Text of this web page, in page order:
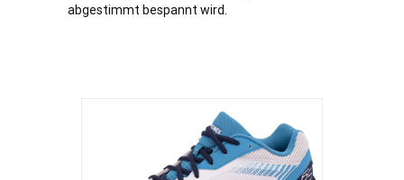
abgestimmt bespannt wird.